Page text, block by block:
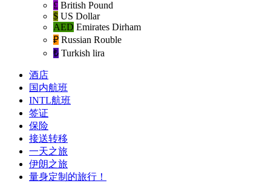
£ British Pound
$ US Dollar
AED Emirates Dirham
₽‎ Russian Rouble
₺‎ Turkish lira
酒店
国内航班
INTL航班
签证
保险
接送转移
一天之旅
伊朗之旅
量身定制的旅行！